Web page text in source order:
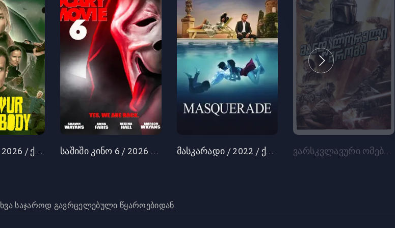
შენს გვამზე / 2026 / ქართულად საშიში კინო 6 / 2026 / ქართულად მასკარადი / 2022 / ქართულად ვარსკვლავური ომები: მანდალორელი და გროგუ (2026) ქართულად
საჯაროდ გავრცელებული წყაროებიდან.